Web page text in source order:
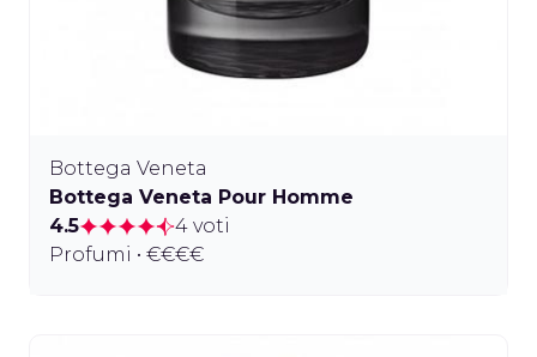
Bottega Veneta
Bottega Veneta Pour Homme
4.5
4 voti
Profumi • €€€€